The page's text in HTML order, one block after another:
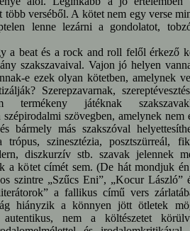
több verséből. A kötet nem egy verse
lenne lezárni a gondolatot,
a beat és a rock and roll felől érkező
szakszavaival. Vajon jó helyen
e ezek olyan kötetben, amelynek
Szerepzavarnak,
játéknak
szövegben, amelynek nem
bármely más szakszóval
szinesztézia, posztszürreál,
diszkurzív stb. szavak jelennek
a kötet címét sem. (De hát mondjuk
szintre „Szűcs Eni”, „Kocur László”
a fallikus című vers
hiányzik a könnyen jött ötletek
nem a költészetet